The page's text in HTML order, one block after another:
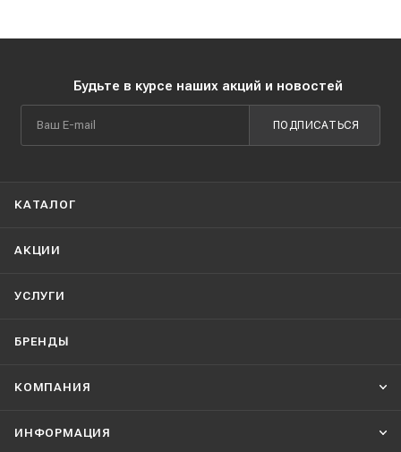
Будьте в курсе наших акций и новостей
ПОДПИСАТЬСЯ
КАТАЛОГ
АКЦИИ
УСЛУГИ
БРЕНДЫ
КОМПАНИЯ
ИНФОРМАЦИЯ